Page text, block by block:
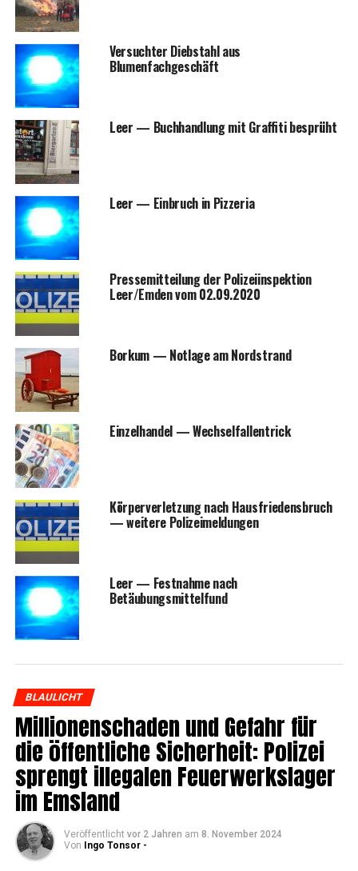
Ver­such­ter Dieb­stahl aus
Blumenfachgeschäft
Leer — Buch­hand­lung mit Graf­fi­ti besprüht
Leer — Ein­bruch in Pizzeria
Pres­se­mit­tei­lung der Poli­zei­in­spek­ti­on
Leer/Emden vom 02.09.2020
Bor­kum — Not­la­ge am Nordstrand
Ein­zel­han­del — Wechselfallentrick
Kör­per­ver­let­zung nach Haus­frie­dens­bruch
— wei­te­re Polizeimeldungen
Leer — Fest­nah­me nach
Betäubungsmittelfund
BLAULICHT
Mil­lio­nen­scha­den und Gefahr für
die öffent­li­che Sicher­heit: Poli­zei
sprengt ille­ga­len Feu­er­werks­la­ger
im Emsland
Veröffentlicht vor 2 Jahren am 8. November 2024
Von
Ingo Tonsor -